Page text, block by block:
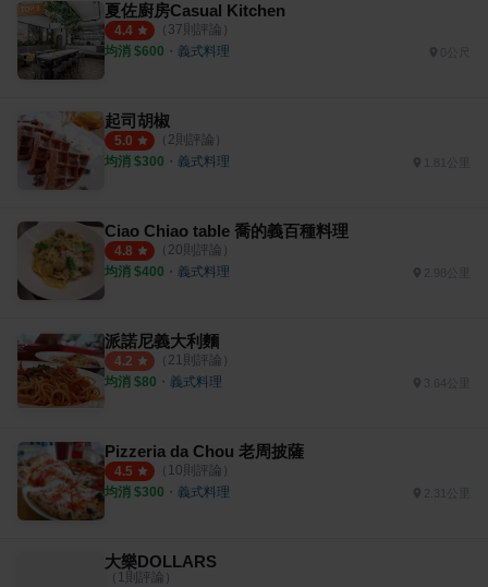
夏佐廚房Casual Kitchen
4.4 （ 37則評論）
均消 $600 ・ 義式料理
起司胡椒
5.0 （ 2則評論）
均消 $300 ・ 義式料理
Ciao Chiao table 喬的義百種料理
4.8 （ 20則評論）
均消 $400 ・ 義式料理
派諾尼義大利麵
4.2 （ 21則評論）
均消 $80 ・ 義式料理 3.64公里
Pizzeria da Chou 老周披薩
4.5 （ 10則評論）
均消 $300 ・ 義式料理
大樂DOLLARS
（ 1則評論）